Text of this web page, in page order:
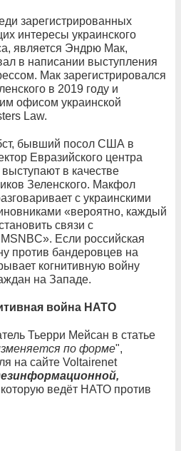
зарегистрированных
интересы украинского
является Эндрю Мак,
в написании выступления
Мак зарегистрировался
в 2019 году и
офисом украинской
Law.
бывший посол США в
Евразийского центра
в качестве
Зеленского. Макфол
с украинскими
«вероятно, каждый
связи с
Если российская
против бандеровцев на
когнитивную войну
на Западе.
война НАТО
Тьерри Мейсан в статье
по форме",
на сайте Voltairenet
которую ведёт НАТО против